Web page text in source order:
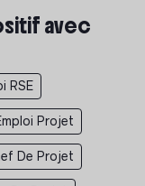
avec
RSE
Projet
De Projet